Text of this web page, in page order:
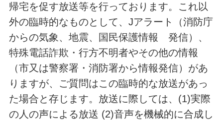
帰宅を促す放送等を行っております。これ以
外の臨時的なものとして、Jアラート（消防庁
からの気象、地震、国民保護情報 発信）、
特殊電話詐欺・行方不明者やその他の情報
（市又は警察署・消防署から情報発信）があ
りますが、ご質問はこの臨時的な放送があっ
た場合と存じます。放送に際しては、(1)実際
の人の声による放送 (2)音声を機械的に合成し